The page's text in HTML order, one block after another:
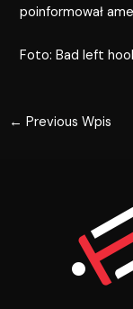
poinformował
Foto: Bad left
← Previous Wpis